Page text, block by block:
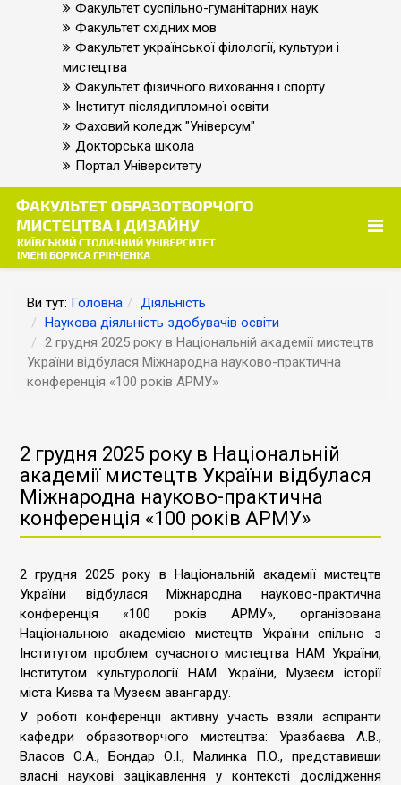
Факультет суспільно-гуманітарних наук
Факультет східних мов
Факультет української філології, культури і
мистецтва
Факультет фізичного виховання і спорту
Інститут післядипломної освіти
Фаховий коледж "Універсум"
Докторська школа
Портал Університету
Ви тут: Головна
Діяльність
Наукова діяльність здобувачів освіти
2 грудня 2025 року в Національній академії мистецтв
України відбулася Міжнародна науково-практична
конференція «100 років АРМУ»
2 грудня 2025 року в Національній
академії мистецтв України відбулася
Міжнародна науково-практична
конференція «100 років АРМУ»
2 грудня 2025 року в Національній академії мистецтв
України відбулася Міжнародна науково-практична
конференція «100 років АРМУ», організована
Національною академією мистецтв України спільно з
Інститутом проблем сучасного мистецтва НАМ України,
Інститутом культурології НАМ України, Музеєм історії
міста Києва та Музеєм авангарду.
У роботі конференції активну участь взяли аспіранти
кафедри образотворчого мистецтва: Уразбаєва А.В.,
Власов О.А., Бондар О.І., Малинка П.О., представивши
власні наукові зацікавлення у контексті дослідження